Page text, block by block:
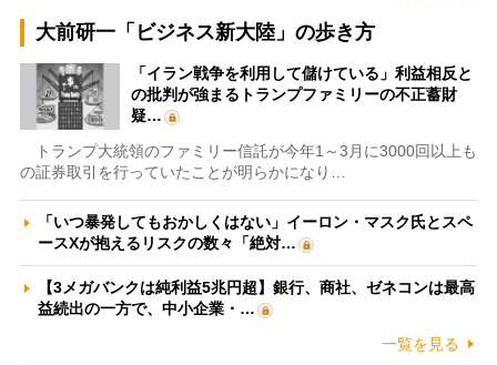
大前研一「ビジネス新大陸」の歩き方
「イラン戦争を利用して儲けている」利益相反と
の批判が強まるトランプファミリーの不正蓄財
疑…
トランプ大統領のファミリー信託が今年1～3月に3000回以上も
の証券取引を行っていたことが明らかになり…
「いつ暴発してもおかしくはない」イーロン・マスク氏とスペ
ースXが抱えるリスクの数々「絶対…
【3メガバンクは純利益5兆円超】銀行、商社、ゼネコンは最高
益続出の一方で、中小企業・…
一覧を見る